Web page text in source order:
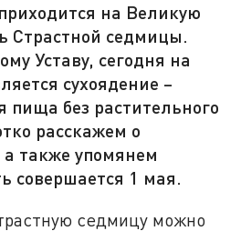
на Великую
Страстной седмицы.
Уставу, сегодня на
сухоядение –
пища без растительного
расскажем о
также упомянем
совершается 1 мая.
седмицу можно